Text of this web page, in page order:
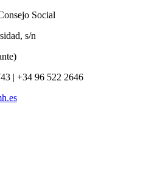
Social
s/n
| +34 96 522 2646